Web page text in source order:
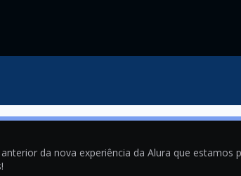
da nova experiência da Alura que